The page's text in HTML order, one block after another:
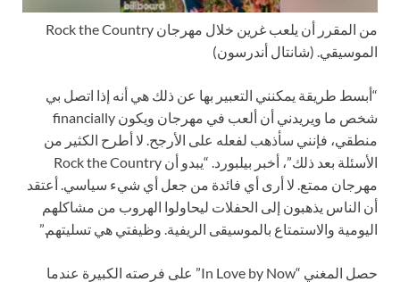
من المقرر أن يلعب غرين خلال مهرجان Rock the Country
الموسيقي. (شانتال أندرسون)
“أبسط طريقة يمكنني التعبير بها عن ذلك هي أنه إذا اتصل بي
شخص ما ويريدني أن ألعب في مهرجان ويكون financially
منطقي، فإنني سأذهب لفعله على الأرجح. لا أطرح الكثير من
الأسئلة بعد ذلك”، أخبر بيلبورد. “يبدو أن Rock the Country
مهرجان ممتع. لا أرى أي فائدة من جعل أي شيء سياسي. أعتقد
أن الناس يذهبون إلى الحفلات ليحاولوا الهروب من مشاكلهم
اليومية والاستمتاع بالموسيقى الريفية. وظيفتي هي تسليتهم.”
حصل المغني “In Love by Now” على فرصته الكبيرة عندما